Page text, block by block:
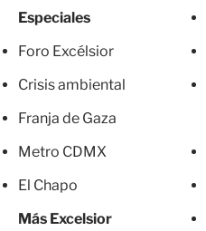
Especiales
Foro Excélsior
Crisis ambiental
Franja de Gaza
Metro CDMX
El Chapo
Más Excelsior